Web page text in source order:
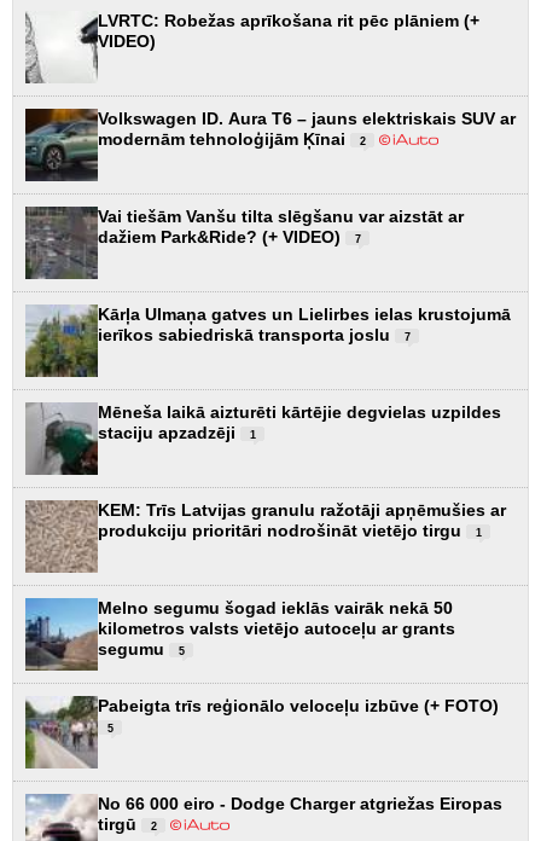
LVRTC: Robežas aprīkošana rit pēc plāniem (+
VIDEO)
Volkswagen ID. Aura T6 – jauns elektriskais SUV ar
modernām tehnoloģijām Ķīnai
2
Vai tiešām Vanšu tilta slēgšanu var aizstāt ar
dažiem Park&Ride? (+ VIDEO)
7
Kārļa Ulmaņa gatves un Lielirbes ielas krustojumā
ierīkos sabiedriskā transporta joslu
7
Mēneša laikā aizturēti kārtējie degvielas uzpildes
staciju apzadzēji
1
KEM: Trīs Latvijas granulu ražotāji apņēmušies ar
produkciju prioritāri nodrošināt vietējo tirgu
1
Melno segumu šogad ieklās vairāk nekā 50
kilometros valsts vietējo autoceļu ar grants
segumu
5
Pabeigta trīs reģionālo veloceļu izbūve (+ FOTO)
5
No 66 000 eiro - Dodge Charger atgriežas Eiropas
tirgū
2